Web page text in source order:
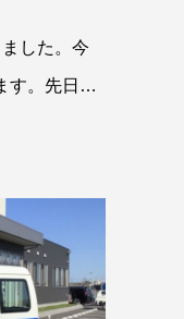
した。今
す。先日、
いると、